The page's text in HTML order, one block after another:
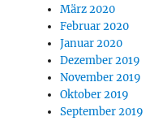
März 2020
Februar 2020
Januar 2020
Dezember 2019
November 2019
Oktober 2019
September 2019